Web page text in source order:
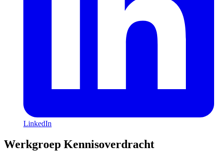
LinkedIn
Werkgroep Kennisoverdracht